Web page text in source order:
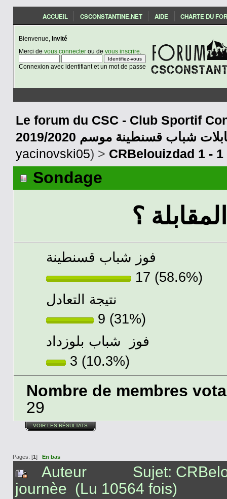
ACCUEIL CSCONSTANTINE.NET AIDE CHARTE DU
Bienvenue, Invité
Merci de vous connecterou de vous inscrire
Connexion avec identifiant et un mot de passe
Le forum du CSC - Club Sportif
2020 مقابلات شباب قسنطينة موسم
yacinovski05) > CRBelouizdad 1 -
Sondage
؟
فوز شباب قسنطينة
17 (58.6%)
نتيجة التعادل
9 (31%)
فوز شباب بلوزداد
3 (10.3%)
Nombre de membres
29
VOIR LES RÉSULTATS
Pages: [1] En bas
Auteur
Sujet:
journèe (Lu 10564 fois)